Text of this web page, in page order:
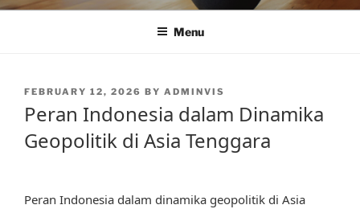
Menu
POSTED
FEBRUARY 12, 2026 BY ADMINVIS
Peran Indonesia dalam Dinamika
Geopolitik di Asia Tenggara
Peran Indonesia dalam dinamika geopolitik di Asia